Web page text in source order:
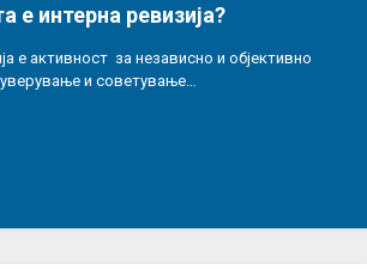
е интерна ревизија?
е активност за независно и објективно
уверување и советување…